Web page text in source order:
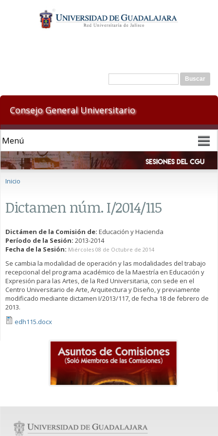
contenido
principal
Formulario de búsqueda
Buscar
Consejo General Universitario
Inicio
Dictamen núm. I/2014/115
Dictámen de la Comisión de: Educación y Hacienda
Período de la Sesión: 2013-2014
Fecha de la Sesión: Miércoles 08 de Octubre de 2014
Se cambia la modalidad de operación y las modalidades del trabajo
recepcional del programa académico de la Maestría en Educación y
Expresión para las Artes, de la Red Universitaria, con sede en el
Centro Universitario de Arte, Arquitectura y Diseño, y previamente
modificado mediante dictamen I/2013/117, de fecha 18 de febrero de
2013.
edh115.docx